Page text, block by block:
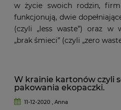
w życie swoich rodzin,
funkcjonują, dwie
(czyli „less waste”) oraz w
„brak śmieci” (czyli „zero
W krainie kartonów czyli
pakowania ekopaczki.
11-12-2020 , Anna